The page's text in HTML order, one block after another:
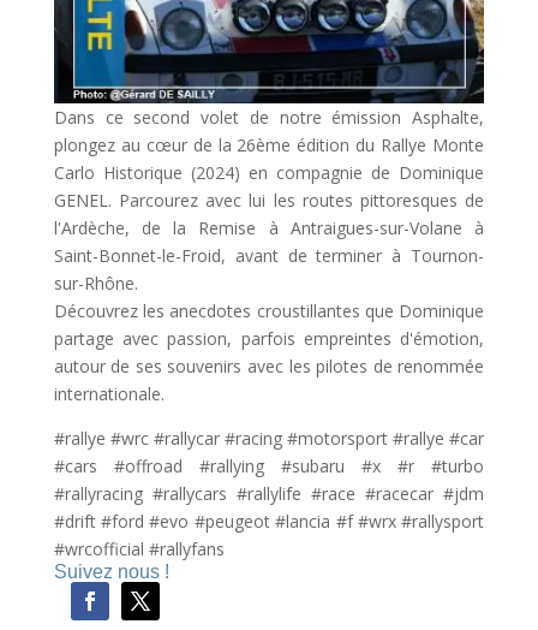
Dans ce second volet de notre émission Asphalte,
plongez au cœur de la 26ème édition du Rallye Monte
Carlo Historique (2024) en compagnie de Dominique
GENEL. Parcourez avec lui les routes pittoresques de
l'Ardèche, de la Remise à Antraigues-sur-Volane à
Saint-Bonnet-le-Froid, avant de terminer à Tournon-
sur-Rhône.
Découvrez les anecdotes croustillantes que Dominique
partage avec passion, parfois empreintes d'émotion,
autour de ses souvenirs avec les pilotes de renommée
internationale.
#rallye #wrc #rallycar #racing #motorsport #rallye #car
#cars #offroad #rallying #subaru #x #r #turbo
#rallyracing #rallycars #rallylife #race #racecar #jdm
#drift #ford #evo #peugeot #lancia #f #wrx #rallysport
#wrcofficial #rallyfans
Suivez nous !